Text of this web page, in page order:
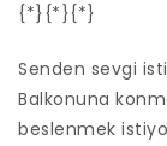
{*}{*}{*}
Senden sevgi
Balkonuna
beslenmek